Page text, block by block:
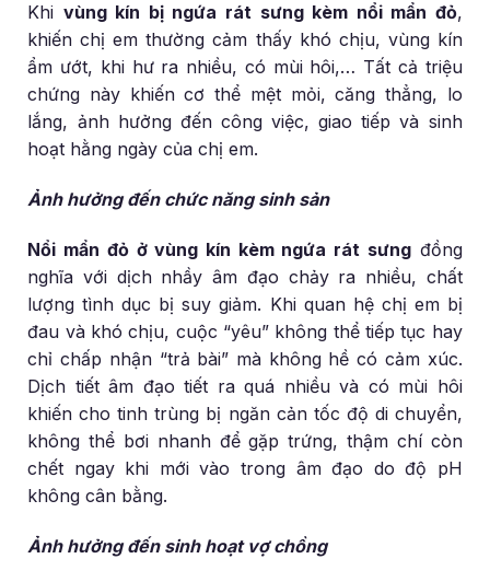
Khi vùng kín bị ngứa rát sưng kèm nổi mẩn đỏ,
khiến chị em thường cảm thấy khó chịu, vùng kín
ẩm ướt, khi hư ra nhiều, có mùi hôi,… Tất cả triệu
chứng này khiến cơ thể mệt mỏi, căng thẳng, lo
lắng, ảnh hưởng đến công việc, giao tiếp và sinh
hoạt hằng ngày của chị em.
Ảnh hưởng đến chức năng sinh sản
Nổi mẩn đỏ ở vùng kín kèm ngứa rát sưngđồng
nghĩa với dịch nhầy âm đạo chảy ra nhiều, chất
lượng tình dục bị suy giảm. Khi quan hệ chị em bị
đau và khó chịu, cuộc “yêu” không thể tiếp tục hay
chỉ chấp nhận “trả bài” mà không hề có cảm xúc.
Dịch tiết âm đạo tiết ra quá nhiều và có mùi hôi
khiến cho tinh trùng bị ngăn cản tốc độ di chuyển,
không thể bơi nhanh để gặp trứng, thậm chí còn
chết ngay khi mới vào trong âm đạo do độ pH
không cân bằng.
Ảnh hưởng đến sinh hoạt vợ chồng